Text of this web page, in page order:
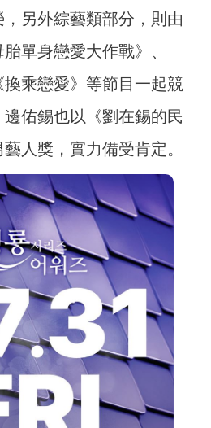
另外綜藝類部分，則由
單身戀愛大作戰》、
換乘戀愛》等節目一起競
佑錫也以《劉在錫的民
人獎，實力備受肯定。